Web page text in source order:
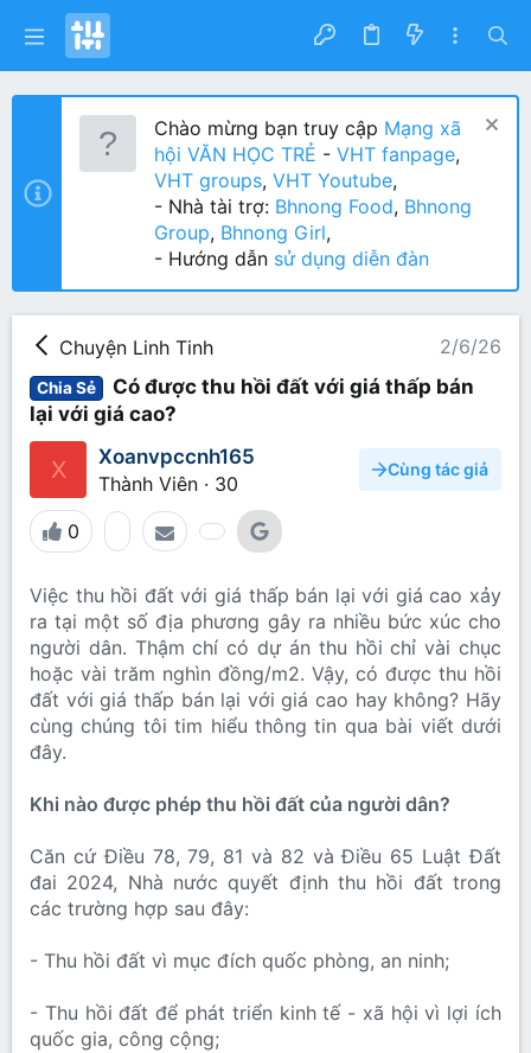
Chào mừng bạn truy cập Mạng xã
hội VĂN HỌC TRẺ - VHT fanpage,
VHT groups, VHT Youtube,
- Nhà tài trợ: Bhnong Food, Bhnong
Group, Bhnong Girl,
- Hướng dẫn sử dụng diễn đàn
Chuyện Linh Tinh 2/6/26
Chia Sẻ
Có được thu hồi đất với giá thấp bán
lại với giá cao?
X
Xoanvpccnh165
Thành Viên · 30
Cùng tác giả
0
Việc thu hồi đất với giá thấp bán lại với giá cao xảy
ra tại một số địa phương gây ra nhiều bức xúc cho
người dân. Thậm chí có dự án thu hồi chỉ vài chục
hoặc vài trăm nghìn đồng/m2. Vậy, có được thu hồi
đất với giá thấp bán lại với giá cao hay không? Hãy
cùng chúng tôi tim hiểu thông tin qua bài viết dưới
đây.
Khi nào được phép thu hồi đất của người dân?
Căn cứ Điều 78, 79, 81 và 82 và Điều 65 Luật Đất
đai 2024, Nhà nước quyết định thu hồi đất trong
các trường hợp sau đây:
- Thu hồi đất vì mục đích quốc phòng, an ninh;
- Thu hồi đất để phát triển kinh tế - xã hội vì lợi ích
quốc gia, công cộng;